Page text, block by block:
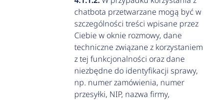
chatbota przetwarzane mogą być w
szczególności treści wpisane przez
Ciebie w oknie rozmowy, dane
techniczne związane z korzystaniem
z tej funkcjonalności oraz dane
niezbędne do identyfikacji sprawy,
np. numer zamówienia, numer
przesyłki, NIP, nazwa firmy,